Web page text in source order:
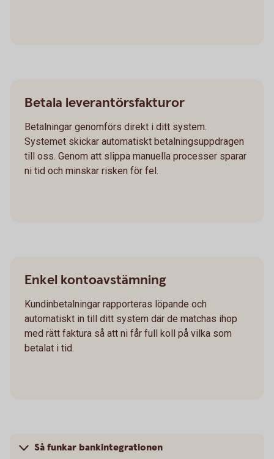
Betala leverantörsfakturor
Betalningar genomförs direkt i ditt system.
Systemet skickar automatiskt betalningsuppdragen
till oss. Genom att slippa manuella processer sparar
ni tid och minskar risken för fel.
Enkel kontoavstämning
Kundinbetalningar rapporteras löpande och
automatiskt in till ditt system där de matchas ihop
med rätt faktura så att ni får full koll på vilka som
betalat i tid.
Så funkar bankintegrationen